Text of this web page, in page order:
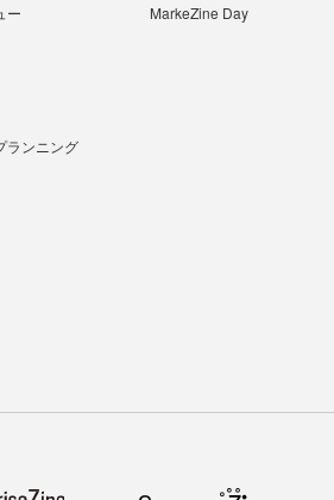
ー
ランニング
MarkeZine Day